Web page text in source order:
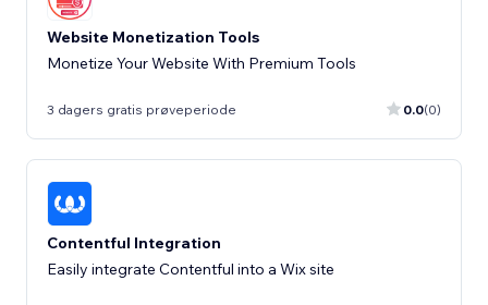
Website Monetization Tools
Monetize Your Website With Premium Tools
3 dagers gratis prøveperiode 0.0(0)
Contentful Integration
Easily integrate Contentful into a Wix site